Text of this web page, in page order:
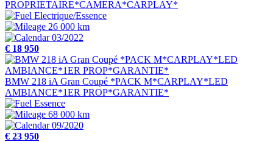
PROPRIETAIRE*CAMERA*CARPLAY*
Electrique/Essence
26 000 km
03/2022
€ 18 950
BMW 218 iA Gran Coupé *PACK M*CARPLAY*LED
AMBIANCE*1ER PROP*GARANTIE*
Essence
68 000 km
09/2020
€ 23 950